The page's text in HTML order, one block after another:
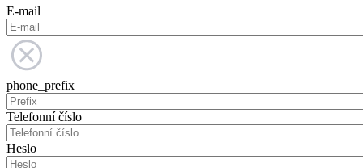
E-mail
phone_prefix
Telefonní číslo
Heslo